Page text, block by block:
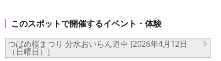
このスポットで開催するイベント・体験
つばめ桜まつり 分水おいらん道中 [2026年4月12日
（日曜日）]